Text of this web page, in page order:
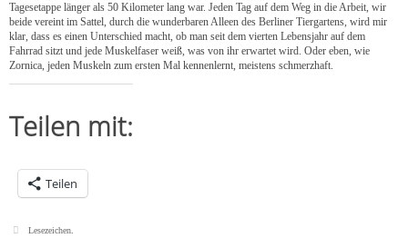
Tagesetappe länger als 50 Kilometer lang war. Jeden Tag auf dem Weg in die Arbeit, wir
beide vereint im Sattel, durch die wunderbaren Alleen des Berliner Tiergartens, wird mir
klar, dass es einen Unterschied macht, ob man seit dem vierten Lebensjahr auf dem
Fahrrad sitzt und jede Muskelfaser weiß, was von ihr erwartet wird. Oder eben, wie
Zornica, jeden Muskeln zum ersten Mal kennenlernt, meistens schmerzhaft.
Teilen mit:
Teilen
Lesezeichen